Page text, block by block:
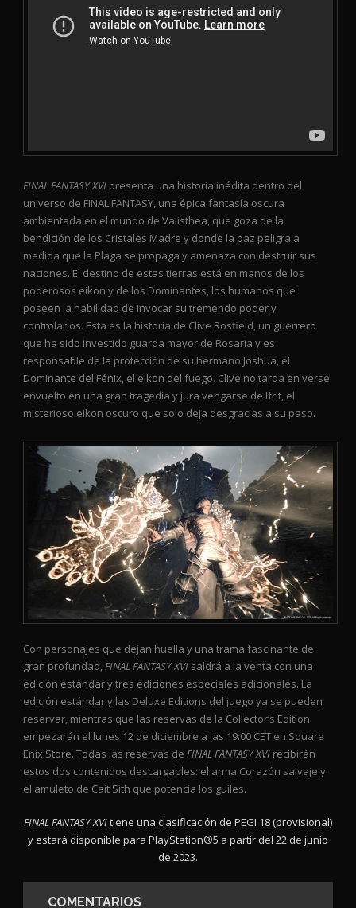
FINAL FANTASY XVI presenta una historia inédita dentro del
universo de FINAL FANTASY, una épica fantasía oscura
ambientada en el mundo de Valisthea, que goza de la
bendición de los Cristales Madre y donde la paz peligra a
medida que la Plaga se propaga y amenaza con destruir sus
naciones. El destino de estas tierras está en manos de los
poderosos eikon y de los Dominantes, los humanos que
poseen la habilidad de invocar su tremendo poder y
controlarlos. Esta es la historia de Clive Rosfield, un guerrero
que ha sido investido guarda mayor de Rosaria y es
responsable de la protección de su hermano Joshua, el
Dominante del Fénix, el eikon del fuego. Clive no tarda en verse
envuelto en una gran tragedia y jura vengarse de Ifrit, el
misterioso eikon oscuro que solo deja desgracias a su paso.
Con personajes que dejan huella y una trama fascinante de
gran profundad, FINAL FANTASY XVI saldrá a la venta con una
edición estándar y tres ediciones especiales adicionales. La
edición estándar y las Deluxe Editions del juego ya se pueden
reservar, mientras que las reservas de la Collector’s Edition
empezarán el lunes 12 de diciembre a las 19:00 CET en Square
Enix Store. Todas las reservas de FINAL FANTASY XVI recibirán
estos dos contenidos descargables: el arma Corazón salvaje y
el amuleto de Cait Sith que potencia los guiles.
FINAL FANTASY XVItiene una clasificación de PEGI 18 (provisional)
y estará disponible para PlayStation®5 a partir del 22 de junio
de 2023.
COMENTARIOS